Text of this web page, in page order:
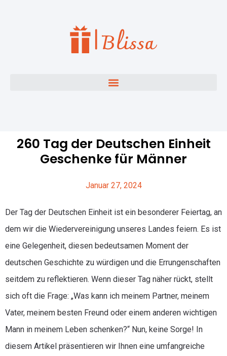
260 Tag der Deutschen Einheit
Geschenke für Männer
Januar 27, 2024
Der Tag der Deutschen Einheit ist ein besonderer Feiertag, an
dem wir die Wiedervereinigung unseres Landes feiern. Es ist
eine Gelegenheit, diesen bedeutsamen Moment der
deutschen Geschichte zu würdigen und die Errungenschaften
seitdem zu reflektieren. Wenn dieser Tag näher rückt, stellt
sich oft die Frage: „Was kann ich meinem Partner, meinem
Vater, meinem besten Freund oder einem anderen wichtigen
Mann in meinem Leben schenken?“ Nun, keine Sorge! In
diesem Artikel präsentieren wir Ihnen eine umfangreiche